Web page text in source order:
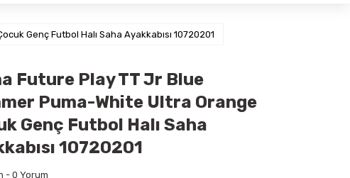
Genç Futbol Halı Saha Ayakkabısı 10720201
Future Play TT Jr Blue
Puma-White Ultra Orange
Genç Futbol Halı Saha
10720201
- 0 Yorum